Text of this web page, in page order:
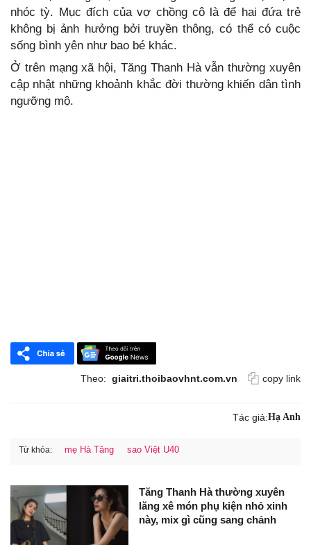
nhóc tỳ. Mục đích của vợ chồng cô là để hai đứa trẻ
không bị ảnh hưởng bởi truyền thông, có thể có cuộc
sống bình yên như bao bé khác.
Ở trên mạng xã hội, Tăng Thanh Hà vẫn thường xuyên
cập nhật những khoảnh khắc đời thường khiến dân tình
ngưỡng mộ.
Theo: giaitri.thoibaovhnt.com.vn copy link
Tác giả:Hạ Anh
Từ khóa: mẹ Hà Tăng sao Việt U40
Tăng Thanh Hà thường xuyên
lăng xê món phụ kiện nhỏ xinh
này, mix gì cũng sang chảnh